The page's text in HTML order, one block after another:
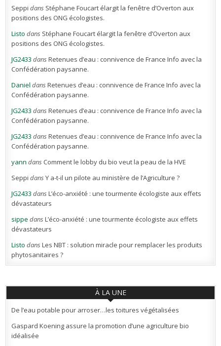
Seppi dans Stéphane Foucart élargit la fenêtre d’Overton aux
positions des ONG écologistes.
Listo dans Stéphane Foucart élargit la fenêtre d’Overton aux
positions des ONG écologistes.
JG2433 dansRetenues d’eau : connivence de France Info avec la
Confédération paysanne.
Daniel dansRetenues d’eau : connivence de France Info avec la
Confédération paysanne.
JG2433 dansRetenues d’eau : connivence de France Info avec la
Confédération paysanne.
JG2433 dansRetenues d’eau : connivence de France Info avec la
Confédération paysanne.
yann dans Comment le lobby du bio veut la peau de la HVE
Seppi dansY a-t-il un pilote au ministère de l’Agriculture ?
JG2433 dansL’éco-anxiété : une tourmente écologiste aux effets
dévastateurs
sippe dansL’éco-anxiété : une tourmente écologiste aux effets
dévastateurs
Listo dansLes NBT : solution miracle pour remplacer les produits
phytosanitaires ?
À LA UNE
De l’eau potable pour arroser…les toitures végétalisées
Gaspard Koening assure la promotion d’une agriculture bio
idéalisée